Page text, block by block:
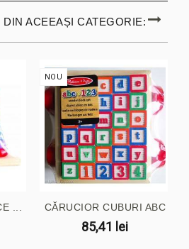
ACEEAȘI CATEGORIE:
...
NOU
CĂRUCIOR CUBURI ABC
85,41 lei